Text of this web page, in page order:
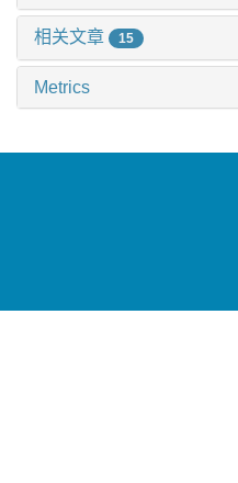
相关文章 15
Metrics